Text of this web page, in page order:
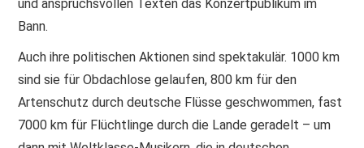
und anspruchsvollen Texten das Konzertpublikum im
Bann.
Auch ihre politischen Aktionen sind spektakulär. 1000 km
sind sie für Obdachlose gelaufen, 800 km für den
Artenschutz durch deutsche Flüsse geschwommen, fast
7000 km für Flüchtlinge durch die Lande geradelt – um